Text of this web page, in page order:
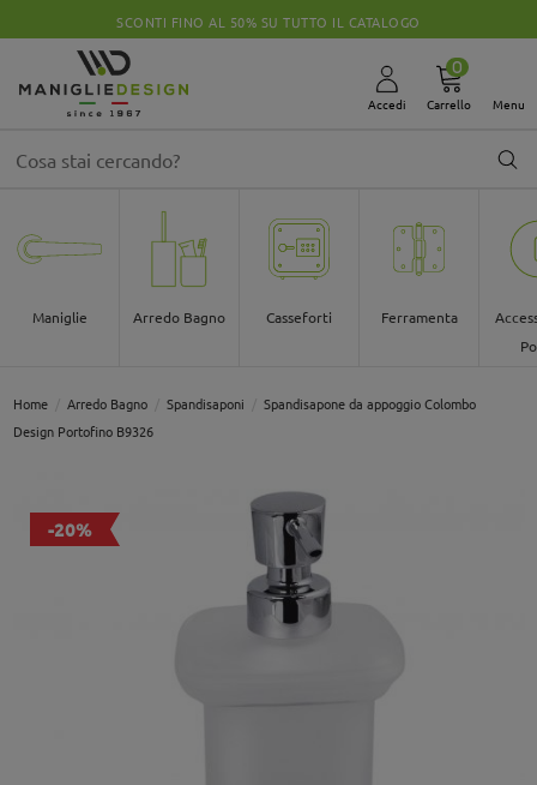
SCONTI FINO AL 50% SU TUTTO IL CATALOGO
Accedi
0
Carrello Menu
Maniglie Arredo Bagno Casseforti Ferramenta
Home Arredo Bagno Spandisaponi
Spandisapone da appoggio Colombo
Design Portofino B9326
-20%